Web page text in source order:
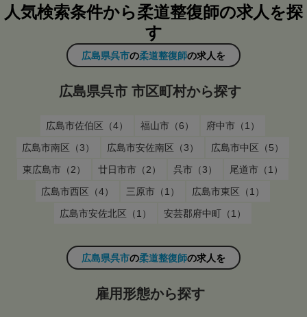
人気検索条件から柔道整復師の求人を探
す
広島県呉市の柔道整復師の求人を
広島県呉市 市区町村から探す
広島市佐伯区（4） 福山市（6）
府中市（1）
広島市南区（3）
広島市安佐南区（3）
広島市中区（5）
東広島市（2）
廿日市市（2） 呉市（3）
尾道市（1）
広島市西区（4）
三原市（1）
広島市東区（1）
広島市安佐北区（1）
安芸郡府中町（1）
広島県呉市の柔道整復師の求人を
雇用形態から探す